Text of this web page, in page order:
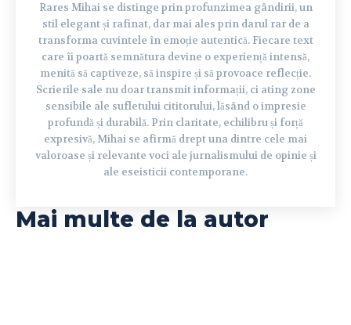
Rares Mihai se distinge prin profunzimea gândirii, un
stil elegant și rafinat, dar mai ales prin darul rar de a
transforma cuvintele în emoție autentică. Fiecare text
care îi poartă semnătura devine o experiență intensă,
menită să captiveze, să inspire și să provoace reflecție.
Scrierile sale nu doar transmit informații, ci ating zone
sensibile ale sufletului cititorului, lăsând o impresie
profundă și durabilă. Prin claritate, echilibru și forță
expresivă, Mihai se afirmă drept una dintre cele mai
valoroase și relevante voci ale jurnalismului de opinie și
ale eseisticii contemporane.
Mai multe de la autor